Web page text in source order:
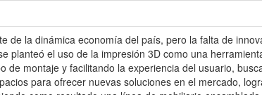
de la dinámica economía del país, pero la falta de
planteó el uso de la impresión 3D como una
de montaje y facilitando la experiencia del usuario,
para ofrecer nuevas soluciones en el mercado,